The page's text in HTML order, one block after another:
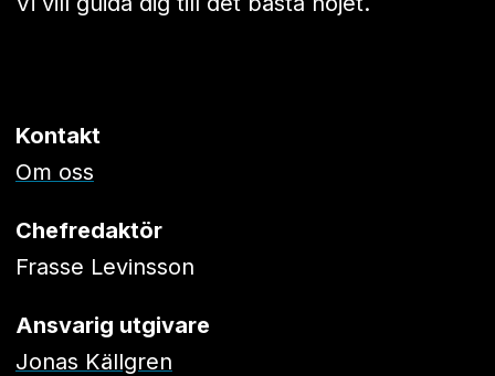
Kontakt
Om oss
Chefredaktör
Frasse Levinsson
Ansvarig utgivare
Jonas Källgren